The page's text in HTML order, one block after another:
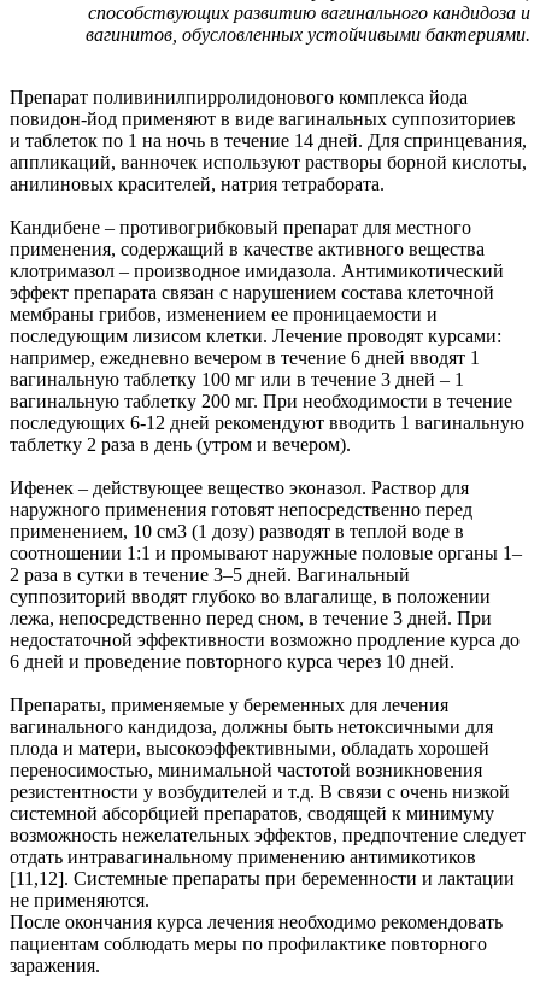
способствующих развитию вагинального кандидоза и
вагинитов, обусловленных устойчивыми бактериями.
Препарат поливинилпирролидонового комплекса йода
повидон-йод применяют в виде вагинальных суппозиториев
и таблеток по 1 на ночь в течение 14 дней. Для спринцевания,
аппликаций, ванночек используют растворы борной кислоты,
анилиновых красителей, натрия тетрабората.
Кандибене – противогрибковый препарат для местного
применения, содержащий в качестве активного вещества
клотримазол – производное имидазола. Антимикотический
эффект препарата связан с нарушением состава клеточной
мембраны грибов, изменением ее проницаемости и
последующим лизисом клетки. Лечение проводят курсами:
например, ежедневно вечером в течение 6 дней вводят 1
вагинальную таблетку 100 мг или в течение 3 дней – 1
вагинальную таблетку 200 мг. При необходимости в течение
последующих 6-12 дней рекомендуют вводить 1 вагинальную
таблетку 2 раза в день (утром и вечером).
Ифенек – действующее вещество эконазол. Раствор для
наружного применения готовят непосредственно перед
применением, 10 см3 (1 дозу) разводят в теплой воде в
соотношении 1:1 и промывают наружные половые органы 1–
2 раза в сутки в течение 3–5 дней. Вагинальный
суппозиторий вводят глубоко во влагалище, в положении
лежа, непосредственно перед сном, в течение 3 дней. При
недостаточной эффективности возможно продление курса до
6 дней и проведение повторного курса через 10 дней.
Препараты, применяемые у беременных для лечения
вагинального кандидоза, должны быть нетоксичными для
плода и матери, высокоэффективными, обладать хорошей
переносимостью, минимальной частотой возникновения
резистентности у возбудителей и т.д. В связи с очень низкой
системной абсорбцией препаратов, сводящей к минимуму
возможность нежелательных эффектов, предпочтение следует
отдать интравагинальному применению антимикотиков
[11,12]. Системные препараты при беременности и лактации
не применяются.
После окончания курса лечения необходимо рекомендовать
пациентам соблюдать меры по профилактике повторного
заражения.